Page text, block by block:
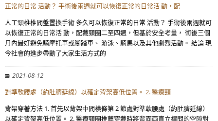
正常的日常 活動？ 手術後兩週就可以恢復正常的日常活 動，配
人工頸椎椎間盤置換手術 多久可以恢復正常的日常 活動？ 手術後兩週就可
以恢復正常的日常活 動，配戴頸圈二至四週，但基於安全考量， 術後三個
月內最好避免騎摩托車或腳踏車、 游泳、騎馬以及其他劇烈活動。 結論 現
今社會的進步帶動了大家生活方式的
2021-08-12
對準軟腰處（約肚臍延線）以確定背架高低位置。 2. 醫療頸
背架穿著方法 1. 首先以背架中間橫條第 2 節處對準軟腰處（約肚臍延線）
以確定背架高低位置。 2. 醫療頸圈推薦穿戴時將背面兩直立桿間的空隙對